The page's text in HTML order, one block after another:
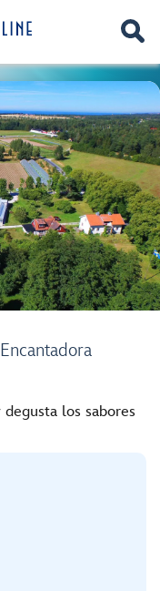
los sabores